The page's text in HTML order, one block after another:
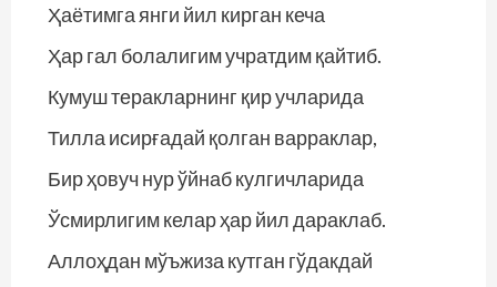
Ҳаётимга янги йил кирган кеча
Ҳар гал болалигим учратдим қайтиб.
Кумуш теракларнинг қир учларида
Тилла исирғадай қолган варраклар,
Бир ҳовуч нур ўйнаб кулгичларида
Ўсмирлигим келар ҳар йил дараклаб.
Аллоҳдан мўъжиза кутган гўдакдай